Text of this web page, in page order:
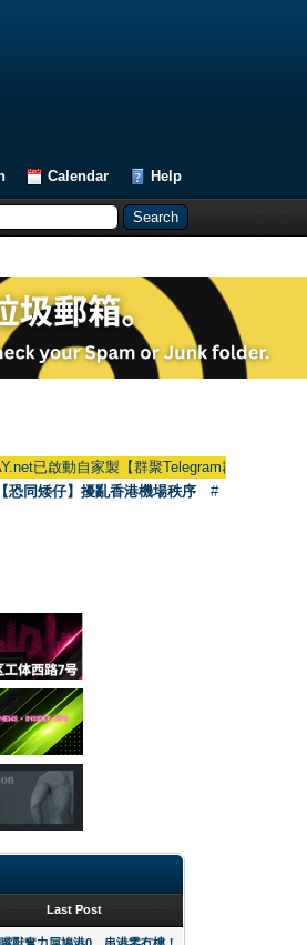
Calendar Help
啟動自家製【群聚Telegram群組】
恐同矮仔】擾亂香港機場秩序
#
Last Post